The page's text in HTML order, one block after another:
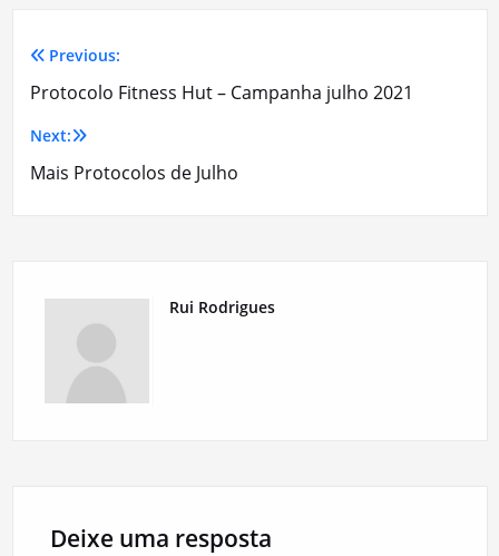
Navegação
de
artigos
Previous:
Protocolo Fitness Hut – Campanha julho 2021
Next:
Mais Protocolos de Julho
Rui Rodrigues
Deixe uma resposta